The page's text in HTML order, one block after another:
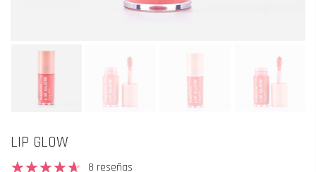
LIP GLOW
8 reseñas